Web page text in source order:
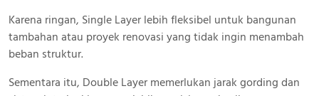
Karena ringan, Single Layer lebih fleksibel untuk bangunan
tambahan atau proyek renovasi yang tidak ingin menambah
beban struktur.
Sementara itu, Double Layer memerlukan jarak gording dan